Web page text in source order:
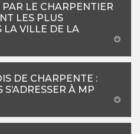
LE CHARPENTIER
LES PLUS
LA VILLE DE LA
DE CHARPENTE :
À MP